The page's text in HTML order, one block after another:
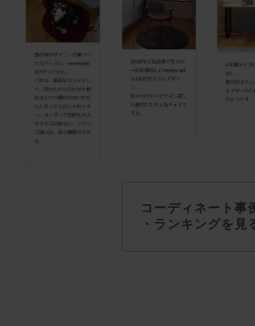
コーディネート事
・ランキングを見